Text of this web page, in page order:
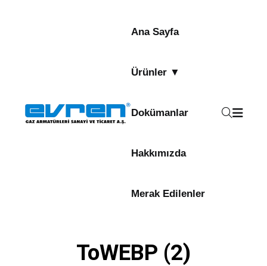
Ana Sayfa
Ürünler ▼
Dokümanlar
Hakkımızda
Merak Edilenler
ToWEBP (2)